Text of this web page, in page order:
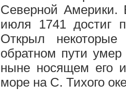
Северной Америки.
июля 1741 достиг
Открыл
обратном пути
ныне носящем его
море на С. Тихого